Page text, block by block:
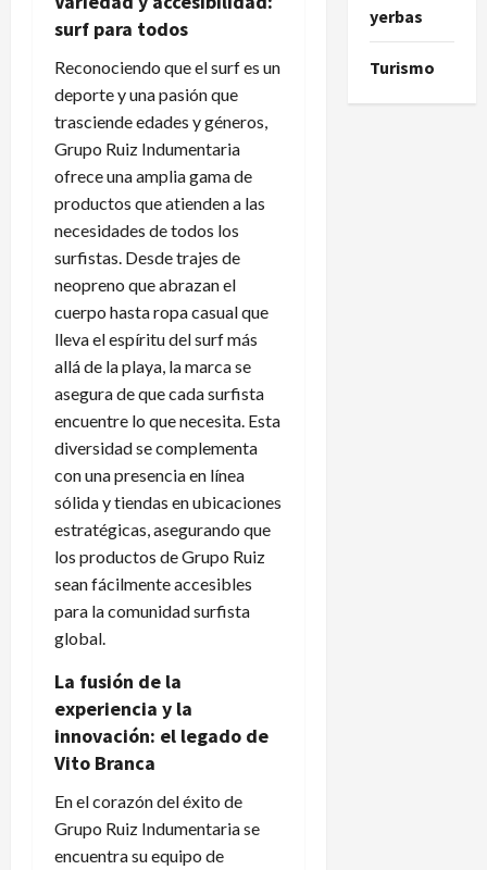
surf para todos
Reconociendo que el surf es un
deporte y una pasión que
trasciende edades y géneros,
Grupo Ruiz Indumentaria
ofrece una amplia gama de
productos que atienden a las
necesidades de todos los
surfistas. Desde trajes de
neopreno que abrazan el
cuerpo hasta ropa casual que
lleva el espíritu del surf más
allá de la playa, la marca se
asegura de que cada surfista
encuentre lo que necesita. Esta
diversidad se complementa
con una presencia en línea
sólida y tiendas en ubicaciones
estratégicas, asegurando que
los productos de Grupo Ruiz
sean fácilmente accesibles
para la comunidad surfista
global.
La fusión de la
experiencia y la
innovación: el legado de
Vito Branca
En el corazón del éxito de
Grupo Ruiz Indumentaria se
encuentra su equipo de
yerbas
Turismo